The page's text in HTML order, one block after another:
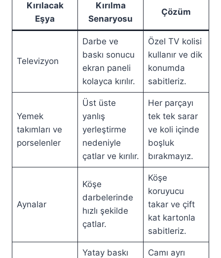
Kırılacak
Eşya
Kırılma
Senaryosu
Çözüm
Televizyon
Darbe ve
baskı sonucu
ekran paneli
kolayca kırılır.
Özel TV kolisi
kullanır ve dik
konumda
sabitleriz.
Yemek
takımları ve
porselenler
Üst üste
yanlış
yerleştirme
nedeniyle
çatlar ve kırılır.
Her parçayı
tek tek sarar
ve koli içinde
boşluk
bırakmayız.
Aynalar
Köşe
darbelerinde
hızlı şekilde
çatlar.
Köşe
koruyucu
takar ve çift
kat kartonla
sabitleriz.
Yatay baskı
Camı ayrı